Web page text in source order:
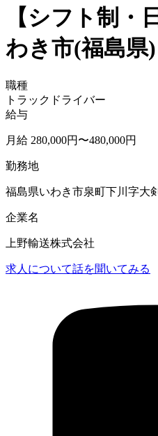
【シフト制・
わき市(福島県)
職種
トラックドライバー
給与
月給 280,000円〜480,000円
勤務地
福島県いわき市泉町下川字大
企業名
上野輸送株式会社
求人について話を聞いてみる